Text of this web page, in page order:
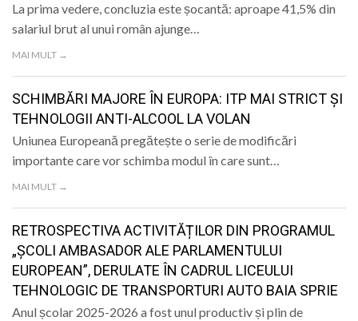
La prima vedere, concluzia este șocantă: aproape 41,5% din
salariul brut al unui român ajunge…
MAI MULT →
SCHIMBĂRI MAJORE ÎN EUROPA: ITP MAI STRICT ȘI
TEHNOLOGII ANTI-ALCOOL LA VOLAN
Uniunea Europeană pregătește o serie de modificări
importante care vor schimba modul în care sunt…
MAI MULT →
RETROSPECTIVA ACTIVITĂȚILOR DIN PROGRAMUL
„ȘCOLI AMBASADOR ALE PARLAMENTULUI
EUROPEAN”, DERULATE ÎN CADRUL LICEULUI
TEHNOLOGIC DE TRANSPORTURI AUTO BAIA SPRIE
Anul școlar 2025-2026 a fost unul productiv și plin de